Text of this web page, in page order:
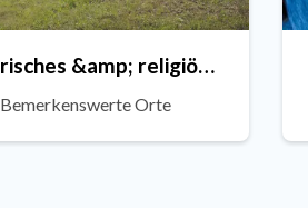
Historisches &amp; religiöses Erbe
Bemerkenswerte Orte